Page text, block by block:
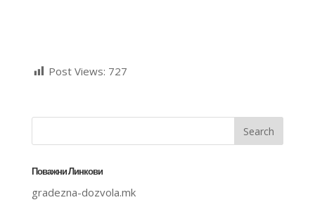
Post Views: 727
Поважни Линкови
gradezna-dozvola.mk